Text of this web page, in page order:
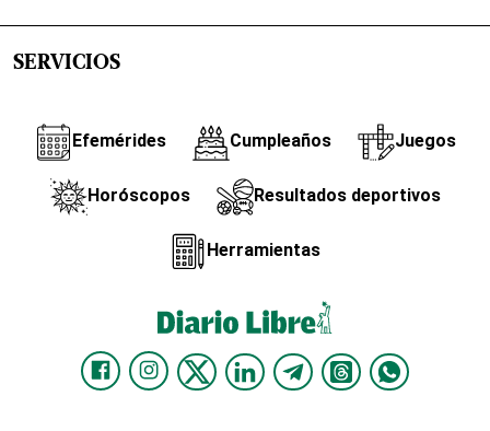
SERVICIOS
Efemérides Cumpleaños Juegos
Horóscopos Resultados deportivos
Herramientas